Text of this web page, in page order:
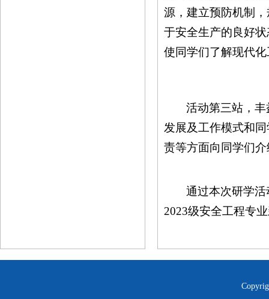
源，建立预防机制
于安全生产的良好
使同学们了解现代
活动第三站，
发展及工作模式和
责等方面向同学们
通过本次研学
2023级安全工程专